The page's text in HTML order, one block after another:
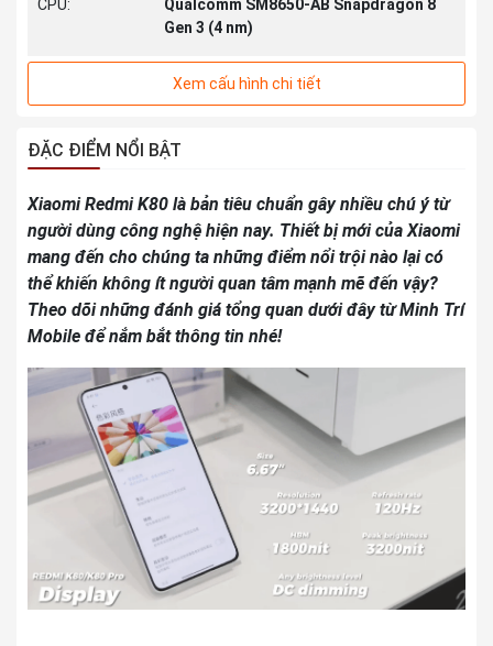
CPU:
Qualcomm SM8650-AB Snapdragon 8
Gen 3 (4 nm)
12GB/16GB
nhớ:
Camera sau: 50 MP + 8 MP
Camera trước: 20 MP
Jack 3.5mm/
Loa:
Không / Loa kép
Si/C 6550 mAh, 90W
Màu sắc: Black, White, Mint, Blue
GPU: Adreno 750
Ngày ra mắt: 27/11/2024
Android 15, HyperOS 2
Loại sản phẩm: Mới nguyên seal
Xem cấu hình chi tiết
ĐẶC ĐIỂM NỔI BẬT
Xiaomi Redmi K80 là bản tiêu chuẩn gây nhiều chú ý từ
người dùng công nghệ hiện nay. Thiết bị mới của Xiaomi
mang đến cho chúng ta những điểm nổi trội nào lại có
thể khiến không ít người quan tâm mạnh mẽ đến vậy?
Theo dõi những đánh giá tổng quan dưới đây từ Minh Trí
Mobile để nắm bắt thông tin nhé!